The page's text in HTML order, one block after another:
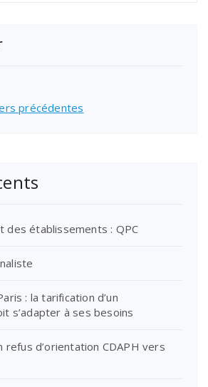
précédentes
des établissements : QPC
: la tarification d’un
s’adapter à ses besoins
refus d’orientation CDAPH vers